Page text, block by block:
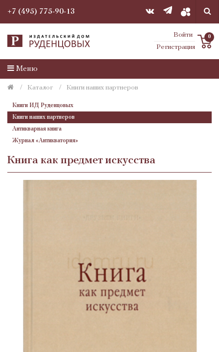
+7 (495) 775-90-13
Войти
Регистрация
0
Меню
Каталог Книги наших партнеров
Книги ИД Руденцовых
Книги наших партнеров
Антикварная книга
Журнал «Антикватория»
Книга как предмет искусства